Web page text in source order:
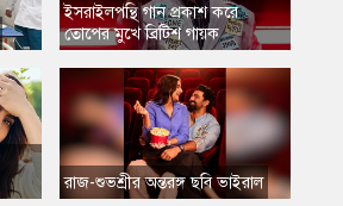
​ইসরাইলপন্থি গান প্রকাশ করে
তোপের মুখে ব্রিটিশ গায়ক
​রাজ-শুভশ্রীর অন্তরঙ্গ ছবি ভাইরাল